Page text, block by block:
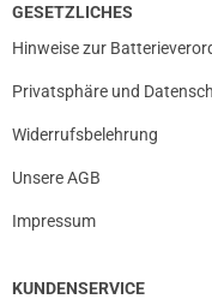
GESETZLICHES
Hinweise zur
Privatsphäre und
Widerrufsbelehrung
Unsere AGB
Impressum
KUNDENSERVICE